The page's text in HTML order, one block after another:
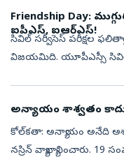
Friendship Day:
ఐపీఎస్‌, ఐఆర్‌ఎస్‌!
సివిల్ సర్వీసెస్ పరీక్షల
విజయమిది. యూపీఎస్సీ సివిల్
అన్యాయం శాశ్వతం
కోల్‌కతా: అన్యాయం అనేది
నస్రిన్‌ వ్యాఖ్యానించారు. 19